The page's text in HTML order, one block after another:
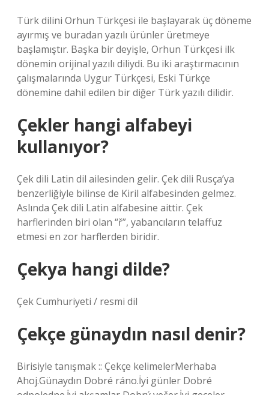
Türk dilini Orhun Türkçesi ile başlayarak üç döneme
ayırmış ve buradan yazılı ürünler üretmeye
başlamıştır. Başka bir deyişle, Orhun Türkçesi ilk
dönemin orijinal yazılı diliydi. Bu iki araştırmacının
çalışmalarında Uygur Türkçesi, Eski Türkçe
dönemine dahil edilen bir diğer Türk yazılı dilidir.
Çekler hangi alfabeyi
kullanıyor?
Çek dili Latin dil ailesinden gelir. Çek dili Rusça’ya
benzerliğiyle bilinse de Kiril alfabesinden gelmez.
Aslında Çek dili Latin alfabesine aittir. Çek
harflerinden biri olan “ř”, yabancıların telaffuz
etmesi en zor harflerden biridir.
Çekya hangi dilde?
Çek Cumhuriyeti / resmi dil
Çekçe günaydın nasıl denir?
Birisiyle tanışmak :: Çekçe kelimelerMerhaba
Ahoj.Günaydın Dobré ráno.İyi günler Dobré